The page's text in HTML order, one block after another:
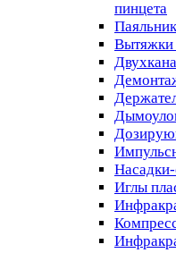
пинцета
Вытяжки
Иглы